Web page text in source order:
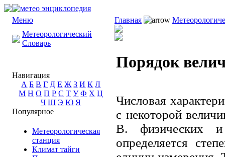
Меню
Метеорологический
Словарь
Навигация
А Б В Г Д Е Ж З И К Л
М Н О П Р С Т У Ф Х Ц
Ч Ш Э Ю Я
Популярное
Метеорологическая
станция
Климат тайги
Главная
Порядок
Числовая
с некоторой
В. физических и
определяется